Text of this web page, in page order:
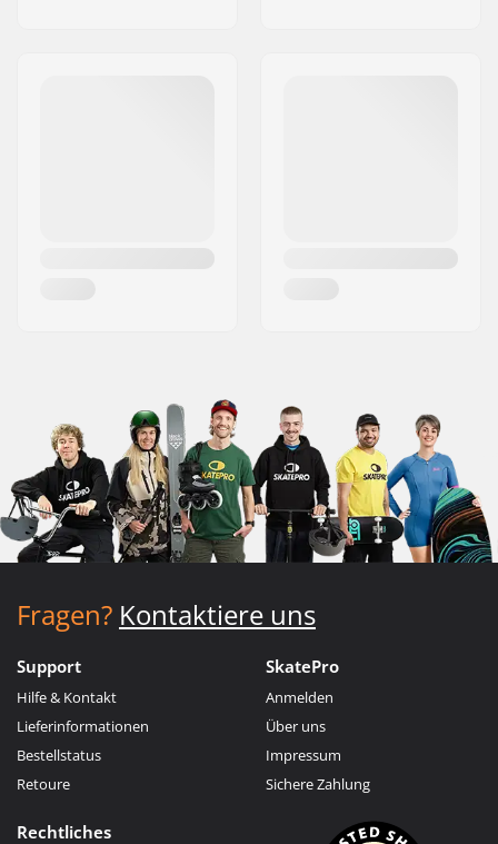
Fragen? Kontaktiere uns
Support
Hilfe & Kontakt
Lieferinformationen
Bestellstatus
Retoure
SkatePro
Anmelden
Über uns
Impressum
Sichere Zahlung
Rechtliches